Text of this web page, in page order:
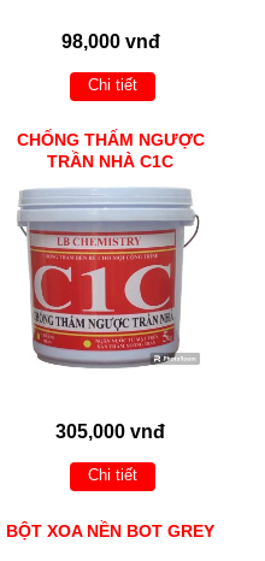
98,000 vnđ
Chi tiết
CHỐNG THẤM NGƯỢC
TRẦN NHÀ C1C
305,000 vnđ
Chi tiết
BỘT XOA NỀN BOT GREY